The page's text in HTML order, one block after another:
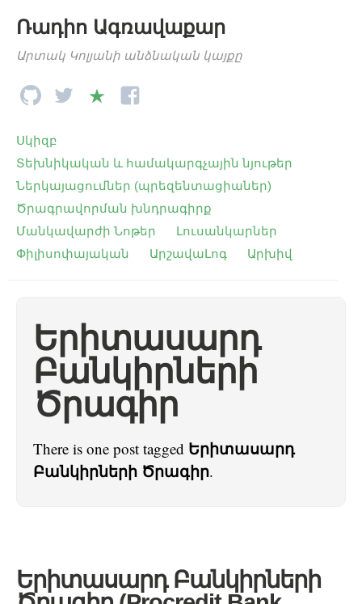
Ռադիո Ագռավաքար
Արտակ Կոլյանի անձնական կայքը
Սկիզբ
Տեխնիկական և համակարգչային նյութեր
Ներկայացումներ (պրեզենտացիաներ)
Ծրագրավորման խնդրագիրք
Մանկավարժի Նոթեր
Լուսանկարներ
Փիլիսոփայական
ԱրշավաԼոգ Արխիվ
Երիտասարդ
Բանկիրների
Ծրագիր
There is one post tagged Երիտասարդ
Բանկիրների Ծրագիր.
Երիտասարդ Բանկիրների